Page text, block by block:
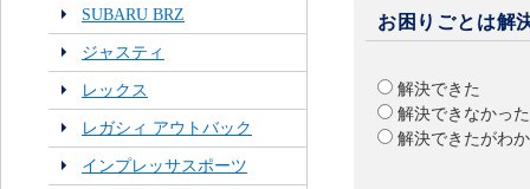
SUBARU BRZ
ジャスティ
レックス
レガシィ アウトバック
インプレッサスポーツ
お困りごとは解
解決できた
解決できなかった
解決できたがわ